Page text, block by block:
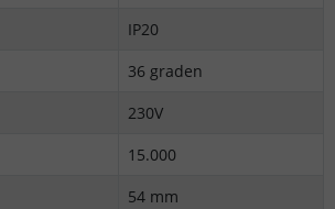
IP20
36 graden
230V
15.000
54 mm